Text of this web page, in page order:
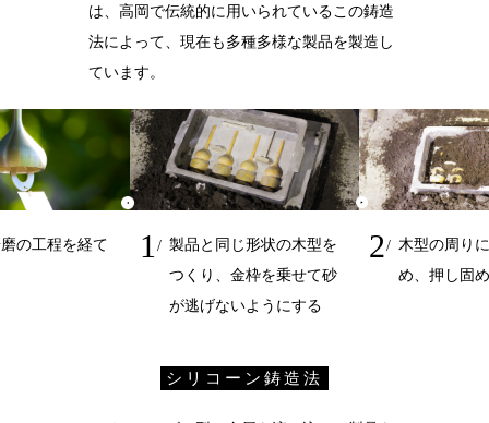
は、高岡で伝統的に用いられているこの鋳造
法によって、現在も多種多様な製品を製造し
ています。
の工程を経て 1
製品と同じ形状の木型を
つくり、金枠を乗せて砂
が逃げないようにする
2
木型の周り
め、押し固
シリコーン鋳造法